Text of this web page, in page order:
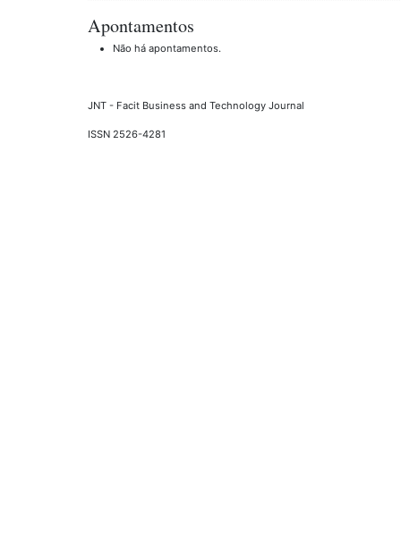
Apontamentos
Não há apontamentos.
JNT - Facit Business and Technology Journal
ISSN 2526-4281